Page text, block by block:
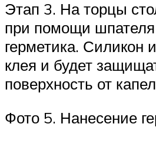
Этап 3. На торцы
при помощи шпателя
герметика. Силикон
клея и будет
поверхность от
Фото 5. Нанесение